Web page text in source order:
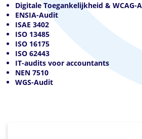
Digitale Toegankelijkheid & WCAG-
ENSIA-Audit
ISAE 3402
ISO 13485
ISO 16175
ISO 62443
IT-audits voor accountants
NEN 7510
WGS-Audit